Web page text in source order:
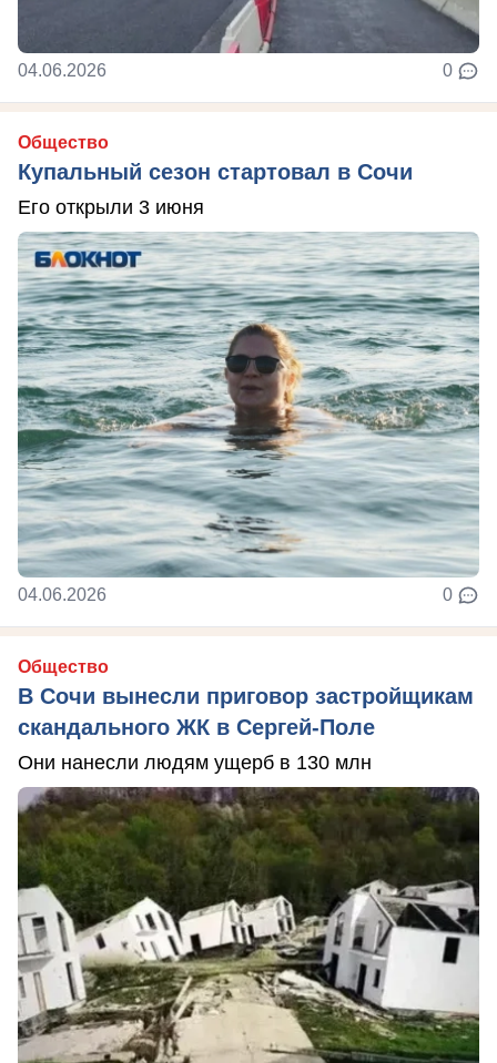
04.06.2026 0
Общество
Купальный сезон стартовал в Сочи
Его открыли 3 июня
04.06.2026 0
Общество
В Сочи вынесли приговор застройщикам
скандального ЖК в Сергей-Поле
Они нанесли людям ущерб в 130 млн